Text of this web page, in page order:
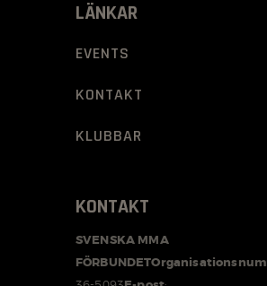
LÄNKAR
EVENTS
KONTAKT
KLUBBAR
KONTAKT
SVENSKA MMA
FÖRBUNDET